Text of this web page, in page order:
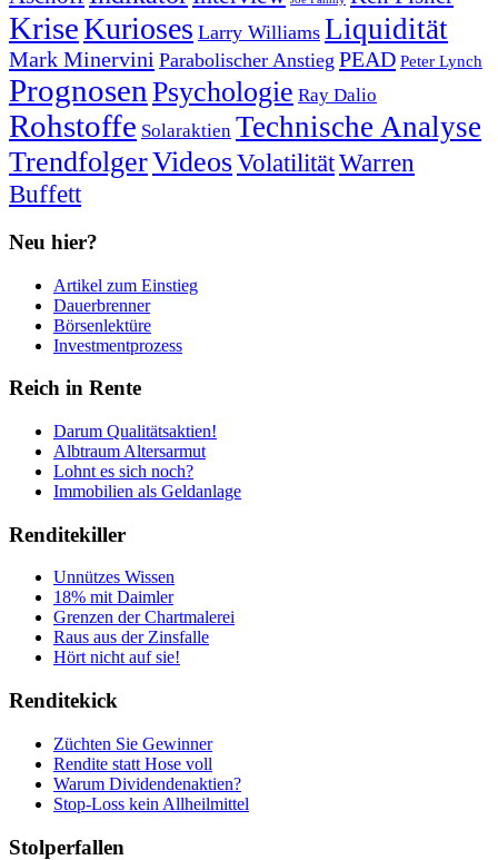
KriseKurioses Larry Williams Liquidität
Mark Minervini Parabolischer Anstieg PEAD Peter Lynch
Prognosen Psychologie Ray Dalio
Rohstoffe Solaraktien Technische Analyse
TrendfolgerVideosVolatilitätWarren
Buffett
Neu hier?
Artikel zum Einstieg
Dauerbrenner
Börsenlektüre
Investmentprozess
Reich in Rente
Darum Qualitätsaktien!
Albtraum Altersarmut
Lohnt es sich noch?
Immobilien als Geldanlage
Renditekiller
Unnützes Wissen
18% mit Daimler
Grenzen der Chartmalerei
Raus aus der Zinsfalle
Hört nicht auf sie!
Renditekick
Züchten Sie Gewinner
Rendite statt Hose voll
Warum Dividendenaktien?
Stop-Loss kein Allheilmittel
Stolperfallen